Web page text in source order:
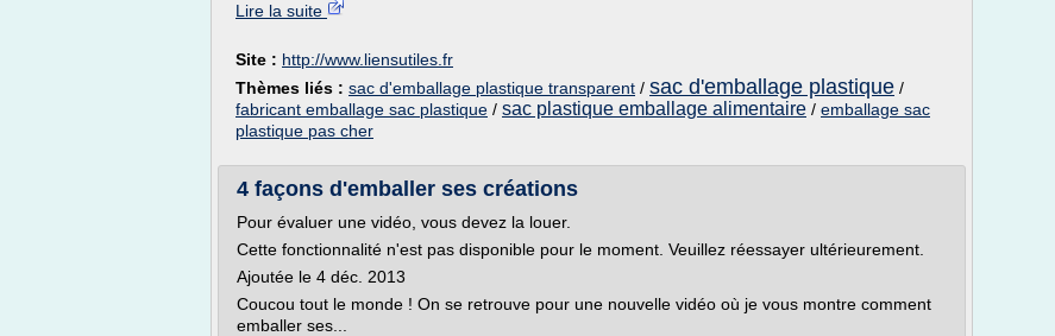
Lire la suite
Site : http://www.liensutiles.fr
Thèmes liés : sac d'emballage plastique transparent / sac d'emballage plastique /
fabricant emballage sac plastique / sac plastique emballage alimentaire / emballage sac
plastique pas cher
4 façons d'emballer ses créations
Pour évaluer une vidéo, vous devez la louer.
Cette fonctionnalité n'est pas disponible pour le moment. Veuillez réessayer ultérieurement.
Ajoutée le 4 déc. 2013
Coucou tout le monde ! On se retrouve pour une nouvelle vidéo où je vous montre comment
emballer ses...